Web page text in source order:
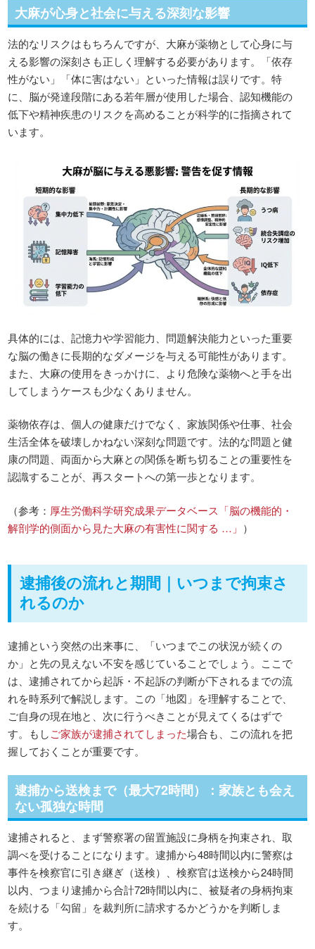
大麻が心身と社会に与える深刻な影響
法的なリスクはもちろんですが、大麻が薬物として心身に与
える影響の深刻さも正しく理解する必要があります。「依存
性がない」「体に害はない」といった情報は誤りです。特
に、脳が発達段階にある若年層が使用した場合、認知機能の
低下や精神疾患のリスクを高めることが科学的に指摘されて
います。
具体的には、記憶力や学習能力、問題解決能力といった重要
な脳の働きに長期的なダメージを与える可能性があります。
また、大麻の使用をきっかけに、より危険な薬物へと手を出
してしまうケースも少なくありません。
薬物依存は、個人の健康だけでなく、家族関係や仕事、社会
生活全体を破壊しかねない深刻な問題です。法的な問題と健
康の問題、両面から大麻との関係を断ち切ることの重要性を
認識することが、再スタートへの第一歩となります。
（参考： 厚生労働科学研究成果データベース「脳の機能的・
解剖学的側面から見た大麻の有害性に関する …」 ）
逮捕後の流れと期間｜いつまで拘束さ
れるのか
逮捕という突然の出来事に、「いつまでこの状況が続くの
か」と先の見えない不安を感じていることでしょう。ここで
は、逮捕されてから起訴・不起訴の判断が下されるまでの流
れを時系列で解説します。この「地図」を理解することで、
ご自身の現在地と、次に行うべきことが見えてくるはずで
す。もしご家族が逮捕されてしまった場合も、この流れを把
握しておくことが重要です。
逮捕から送検まで（最大72時間）：家族とも会え
ない孤独な時間
逮捕されると、まず警察署の留置施設に身柄を拘束され、取
調べを受けることになります。逮捕から48時間以内に警察は
事件を検察官に引き継ぎ（送検）、検察官は送検から24時間
以内、つまり逮捕から合計72時間以内に、被疑者の身柄拘束
を続ける「勾留」を裁判所に請求するかどうかを判断しま
す。